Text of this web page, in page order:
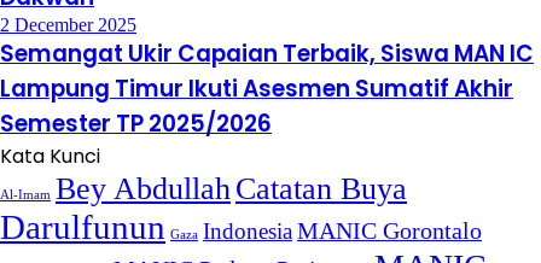
2 December 2025
Semangat Ukir Capaian Terbaik, Siswa MAN IC
Lampung Timur Ikuti Asesmen Sumatif Akhir
Semester TP 2025/2026
Kata Kunci
Al-Imam Bey AbdullahCatatan Buya
Darulfunun Gaza IndonesiaMANIC Gorontalo